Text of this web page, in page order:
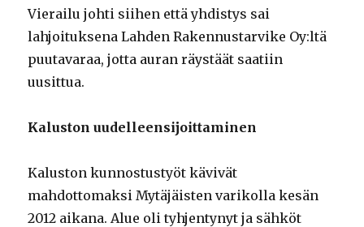
Vierailu johti siihen että yhdistys sai
lahjoituksena Lahden Rakennustarvike Oy:ltä
puutavaraa, jotta auran räystäät saatiin
uusittua.
Kaluston uudelleensijoittaminen
Kaluston kunnostustyöt kävivät
mahdottomaksi Mytäjäisten varikolla kesän
2012 aikana. Alue oli tyhjentynyt ja sähköt